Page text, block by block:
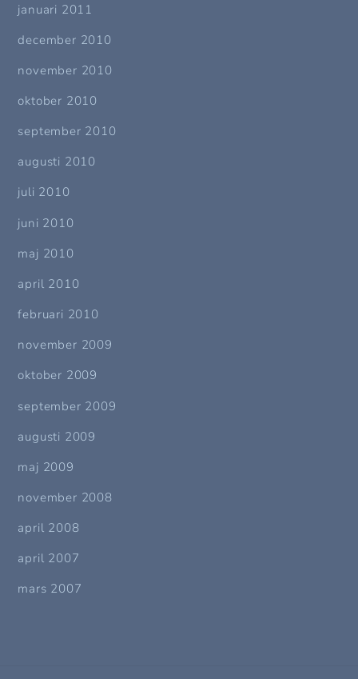
januari 2011
december 2010
november 2010
oktober 2010
september 2010
augusti 2010
juli 2010
juni 2010
maj 2010
april 2010
februari 2010
november 2009
oktober 2009
september 2009
augusti 2009
maj 2009
november 2008
april 2008
april 2007
mars 2007